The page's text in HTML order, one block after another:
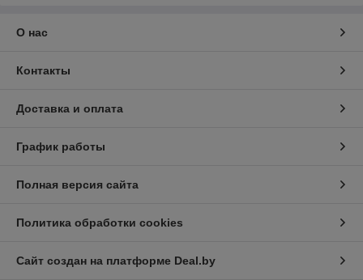
О нас
Контакты
Доставка и оплата
График работы
Полная версия сайта
Политика обработки cookies
Сайт создан на платформе Deal.by